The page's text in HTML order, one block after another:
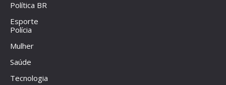
Política BR
Esporte
Polícia
Mulher
Saúde
Tecnologia